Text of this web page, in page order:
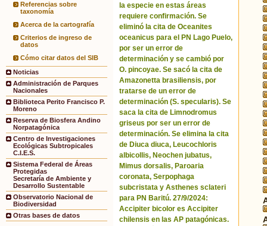
Referencias sobre
taxonomía
Acerca de la cartografía
Criterios de ingreso de
datos
Cómo citar datos del SIB
Noticias
Administración de Parques
Nacionales
Biblioteca Perito Francisco P.
Moreno
Reserva de Biosfera Andino
Norpatagónica
Centro de Investigaciones
Ecológicas Subtropicales
C.I.E.S.
Sistema Federal de Áreas
Protegidas
Secretaría de Ambiente y
Desarrollo Sustentable
Observatorio Nacional de
Biodiversidad
Otras bases de datos
la especie en estas áreas
requiere confirmación. Se
eliminó la cita de Oceanites
oceanicus para el PN Lago Puelo,
por ser un error de
determinación y se cambió por
O. pincoyae. Se sacó la cita de
Amazonetta brasiliensis, por
tratarse de un error de
determinación (S. specularis). Se
saca la cita de Limnodromus
griseus por ser un error de
determinación. Se elimina la cita
de Diuca diuca, Leucochloris
albicollis, Neochen jubatus,
Mimus dorsalis, Paroaria
coronata, Serpophaga
subcristata y Asthenes sclateri
para PN Baritú. 27/9/2024:
Accipiter bicolor es Accipiter
chilensis en las AP patagónicas.